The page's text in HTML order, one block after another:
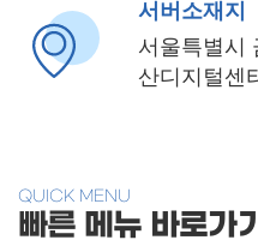
서버소재지
서울특별시
산디지털센
QUICK MENU
빠른 메뉴 바로가기